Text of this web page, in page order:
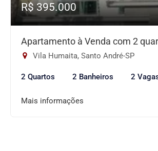
R$ 395.000
Apartamento à Venda com 2
Vila Humaita, Santo André-SP
2 Quartos 2 Banheiros 2
Mais informações